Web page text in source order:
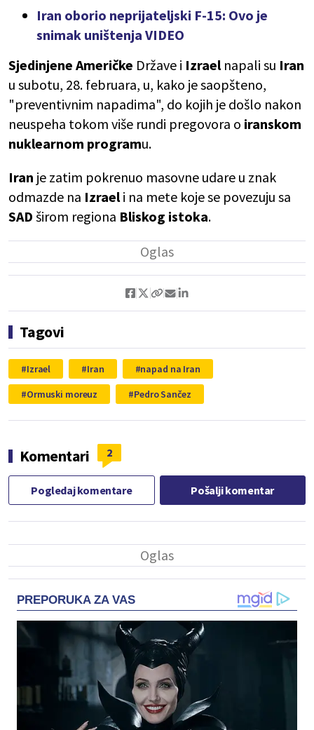
Iran oborio neprijateljski F-15: Ovo je
snimak uništenja VIDEO
Sjedinjene Američke Države i Izraelnapali su Iran
u subotu, 28. februara, u, kako je saopšteno,
"preventivnim napadima", do kojih je došlo nakon
neuspeha tokom više rundi pregovora o iranskom
nuklearnom programu.
Iran je zatim pokrenuo masovne udare u znak
odmazde na Izraeli na mete koje se povezuju sa
SAD širom regiona Bliskog istoka.
Tagovi
Izrael Iran
napad na Iran
Ormuski moreuz
Pedro Sančez
Komentari 2
Pogledaj komentare Pošalji komentar
PREPORUKA ZA VAS